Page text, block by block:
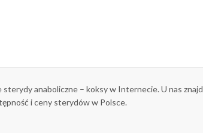
anaboliczne – koksy w Internecie. U nas
i ceny sterydów w Polsce.